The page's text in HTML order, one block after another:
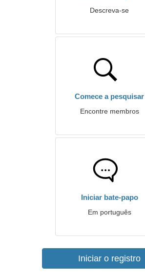
Descreva-se
Comece a pesquisar
Encontre membros
Iniciar bate-papo
Em português
Iniciar o registro